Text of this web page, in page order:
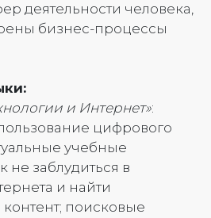
деятельности человека,
бизнес-процессы
и Интернет»:
цифрового
учебные
не заблудиться в
и найти
поисковые